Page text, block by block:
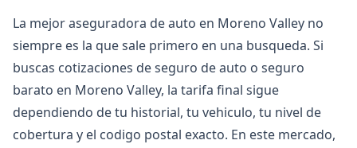
La mejor aseguradora de auto en Moreno Valley no
siempre es la que sale primero en una busqueda. Si
buscas cotizaciones de seguro de auto o seguro
barato en Moreno Valley, la tarifa final sigue
dependiendo de tu historial, tu vehiculo, tu nivel de
cobertura y el codigo postal exacto. En este mercado,